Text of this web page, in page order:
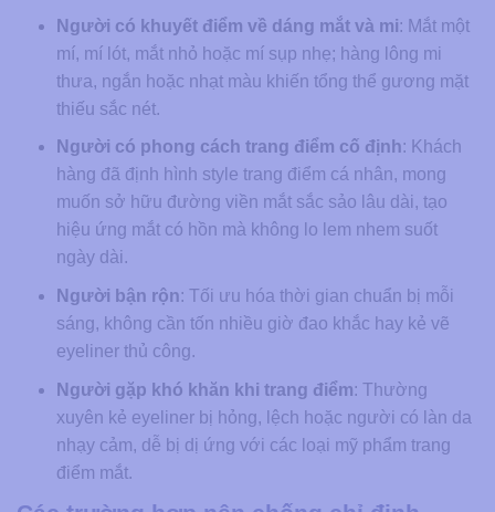
Người có khuyết điểm về dáng mắt và mi: Mắt một
mí, mí lót, mắt nhỏ hoặc mí sụp nhẹ; hàng lông mi
thưa, ngắn hoặc nhạt màu khiến tổng thể gương mặt
thiếu sắc nét.
Người có phong cách trang điểm cố định: Khách
hàng đã định hình style trang điểm cá nhân, mong
muốn sở hữu đường viền mắt sắc sảo lâu dài, tạo
hiệu ứng mắt có hồn mà không lo lem nhem suốt
ngày dài.
Người bận rộn: Tối ưu hóa thời gian chuẩn bị mỗi
sáng, không cần tốn nhiều giờ đao khắc hay kẻ vẽ
eyeliner thủ công.
Người gặp khó khăn khi trang điểm: Thường
xuyên kẻ eyeliner bị hỏng, lệch hoặc người có làn da
nhạy cảm, dễ bị dị ứng với các loại mỹ phẩm trang
điểm mắt.